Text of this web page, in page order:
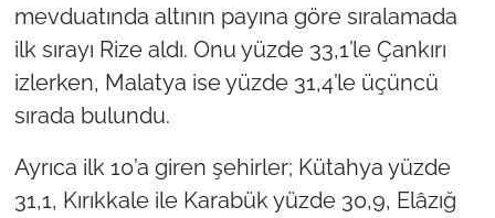
mevduatında altının payına göre sıralamada
ilk sırayı Ri­ze aldı. Onu yüzde 33,1’le Çankırı
izlerken, Malatya ise yüzde 31,4’le üçüncü
sırada bulundu.
Ayrıca ilk 10’a giren şehirler; Kütah­ya yüzde
31,1, Kırıkkale ile Ka­rabük yüzde 30,9, Elâzığ